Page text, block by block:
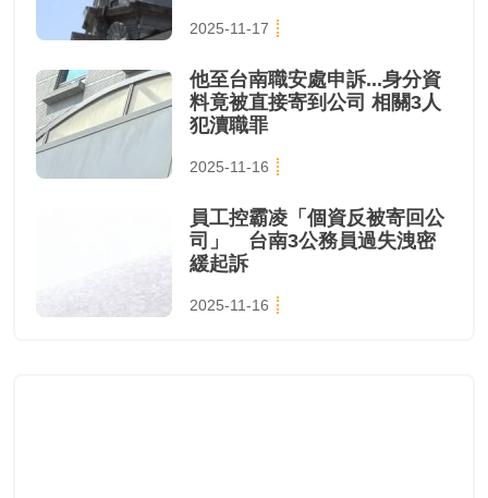
2025-11-17
他至台南職安處申訴...身分資
料竟被直接寄到公司 相關3人
犯瀆職罪
2025-11-16
員工控霸凌「個資反被寄回公
司」 台南3公務員過失洩密
緩起訴
2025-11-16